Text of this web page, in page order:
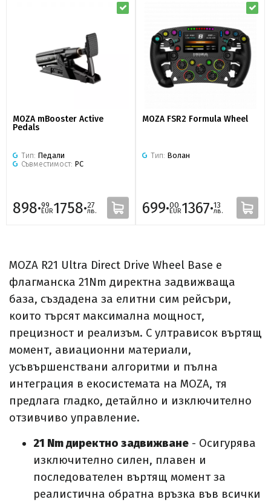
MOZA mBooster Active
Pedals
Тип: Педали
Съвместимост: PC
898·99
EUR1758·27
лв.
MOZA FSR2 Formula Wheel
Тип: Волан
699·00
EUR1367·13
лв.
MOZA R21 Ultra Direct Drive Wheel Base е
флагманска 21Nm директна задвижваща
база, създадена за елитни сим рейсъри,
които търсят максимална мощност,
прецизност и реализъм. С ултрависок въртящ
момент, авиационни материали,
усъвършенствани алгоритми и пълна
интеграция в екосистемата на MOZA, тя
предлага гладко, детайлно и изключително
отзивчиво управление.
21 Nm директно задвижване - Осигурява
изключително силен, плавен и
последователен въртящ момент за
реалистична обратна връзка във всички